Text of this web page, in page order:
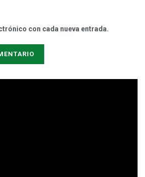
con cada nueva entrada.